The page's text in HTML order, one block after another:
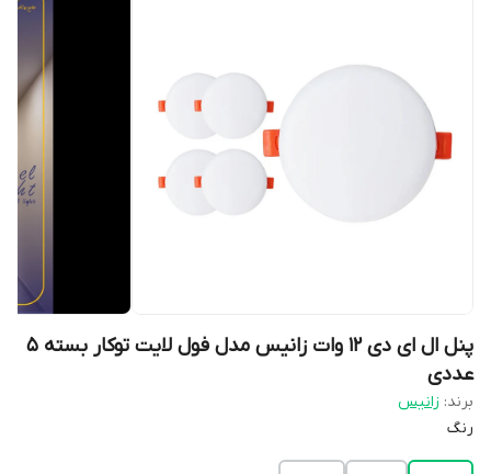
پنل ال ای دی 12 وات زانیس مدل فول لایت توکار بسته 5
عددی
برند: زانیس
رنگ